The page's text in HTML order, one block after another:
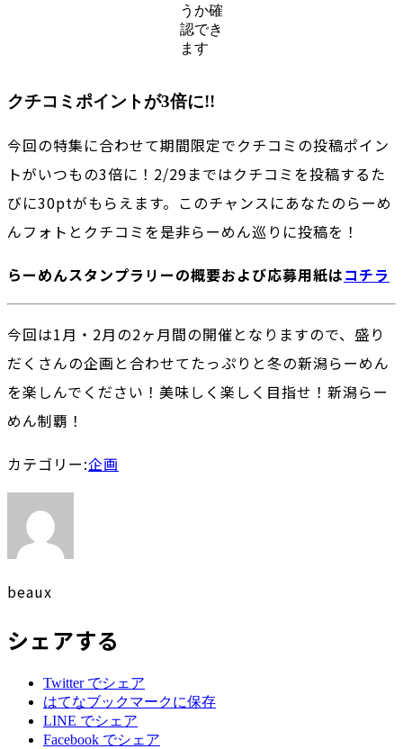
うか確
認でき
ます
クチコミポイントが3倍に!!
今回の特集に合わせて期間限定でクチコミの投稿ポイン
トがいつもの3倍に！2/29まではクチコミを投稿するた
びに30ptがもらえます。このチャンスにあなたのらーめ
んフォトとクチコミを是非らーめん巡りに投稿を！
らーめんスタンプラリーの概要および応募用紙はコチラ
今回は1月・2月の2ヶ月間の開催となりますので、盛り
だくさんの企画と合わせてたっぷりと冬の新潟らーめん
を楽しんでください！美味しく楽しく目指せ！新潟らー
めん制覇！
カテゴリー:企画
beaux
シェアする
Twitter でシェア
はてなブックマークに保存
LINE でシェア
Facebook でシェア